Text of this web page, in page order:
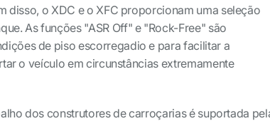
disso, o XDC e o XFC proporcionam uma seleção
As funções "ASR Off" e "Rock-Free" são
de piso escorregadio e para facilitar a
o veículo em circunstâncias extremamente
dos construtores de carroçarias é suportada